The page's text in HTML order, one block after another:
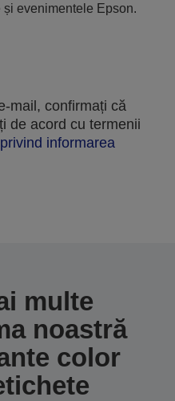
evenimentele Epson.
mail, confirmați că
de acord cu termenii
informarea
zile lucrătoare.
multe
noastră
color